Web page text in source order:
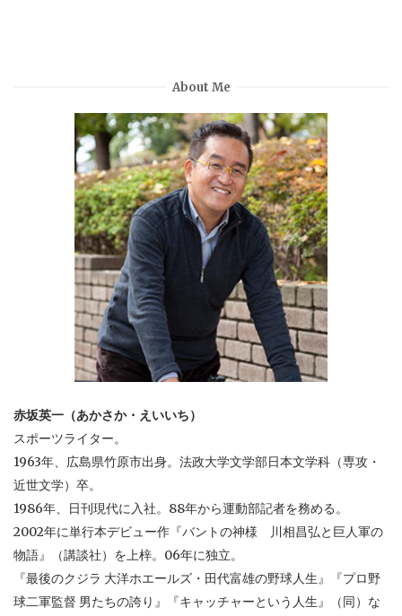
About Me
赤坂英一（あかさか・えいいち）
スポーツライター。
1963年、広島県竹原市出身。法政大学文学部日本文学科（専攻・
近世文学）卒。
1986年、日刊現代に入社。88年から運動部記者を務める。
2002年に単行本デビュー作『バントの神様 川相昌弘と巨人軍の
物語』（講談社）を上梓。06年に独立。
『最後のクジラ 大洋ホエールズ・田代富雄の野球人生』『プロ野
球二軍監督 男たちの誇り』『キャッチャーという人生』（同）な